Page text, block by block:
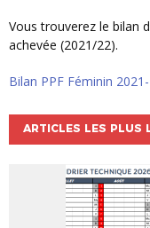
Vous trouverez le bilan de chaque génération pour la saison
achevée (2021/22).
Bilan PPF Féminin
ARTICLES LES PLUS